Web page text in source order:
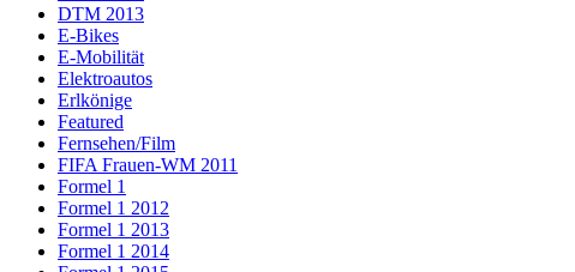
DTM 2013
E-Bikes
E-Mobilität
Elektroautos
Erlkönige
Featured
Fernsehen/Film
FIFA Frauen-WM 2011
Formel 1
Formel 1 2012
Formel 1 2013
Formel 1 2014